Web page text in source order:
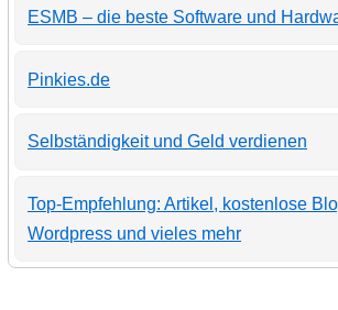
ESMB – die beste Software und
Pinkies.de
Selbständigkeit und Geld verdienen
Top-Empfehlung: Artikel, kostenlose
Wordpress und vieles mehr